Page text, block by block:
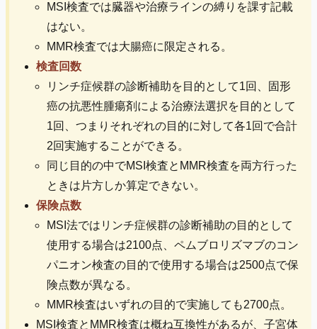
MSI検査では臓器や治療ラインの縛りを課す記載
はない。
MMR検査では大腸癌に限定される。
検査回数
リンチ症候群の診断補助を目的として1回、固形
癌の抗悪性腫瘍剤による治療法選択を目的として
1回、つまりそれぞれの目的に対して各1回で合計
2回実施することができる。
同じ目的の中でMSI検査とMMR検査を両方行った
ときは片方しか算定できない。
保険点数
MSI法ではリンチ症候群の診断補助の目的として
使用する場合は2100点、ペムブロリズマブのコン
パニオン検査の目的で使用する場合は2500点で保
険点数が異なる。
MMR検査はいずれの目的で実施しても2700点。
MSI検査とMMR検査は概ね互換性があるが、子宮体